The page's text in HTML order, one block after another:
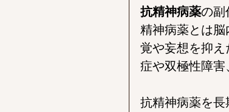
抗精神病薬の副
精神病薬とは
覚や妄想を抑
症や双極性障害
抗精神病薬を長